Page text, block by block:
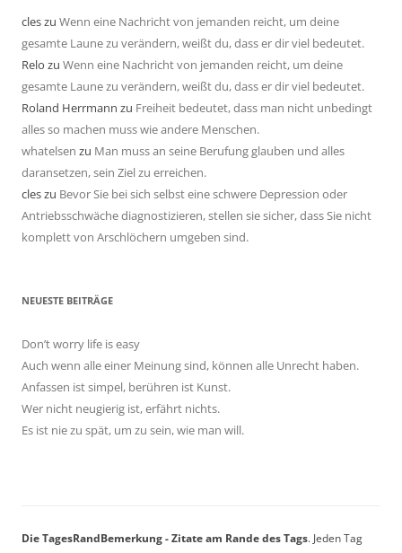
cleszu Wenn eine Nachricht von jemanden reicht, um deine
gesamte Laune zu verändern, weißt du, dass er dir viel bedeutet.
Relo zu Wenn eine Nachricht von jemanden reicht, um deine
gesamte Laune zu verändern, weißt du, dass er dir viel bedeutet.
Roland Herrmann zu Freiheit bedeutet, dass man nicht unbedingt
alles so machen muss wie andere Menschen.
whatelsen zu Man muss an seine Berufung glauben und alles
daransetzen, sein Ziel zu erreichen.
cleszu Bevor Sie bei sich selbst eine schwere Depression oder
Antriebsschwäche diagnostizieren, stellen sie sicher, dass Sie nicht
komplett von Arschlöchern umgeben sind.
NEUESTE BEITRÄGE
Don’t worry life is easy
Auch wenn alle einer Meinung sind, können alle Unrecht haben.
Anfassen ist simpel, berühren ist Kunst.
Wer nicht neugierig ist, erfährt nichts.
Es ist nie zu spät, um zu sein, wie man will.
Die TagesRandBemerkung - Zitate am Rande des Tags. Jeden Tag